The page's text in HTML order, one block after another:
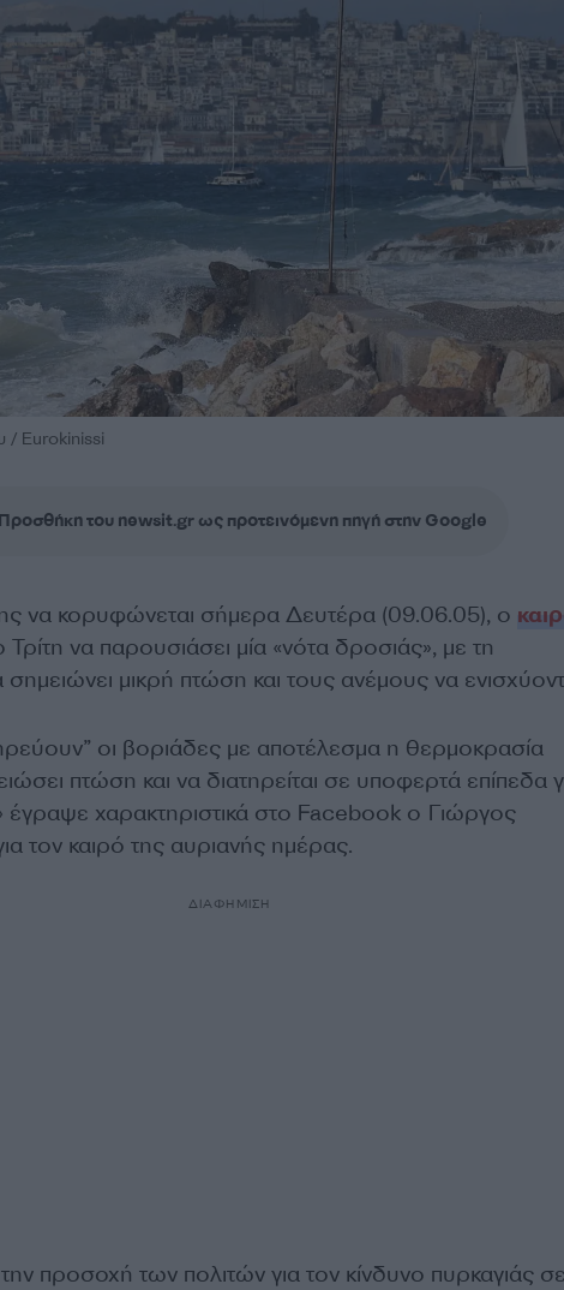
/ Eurokinissi
Προσθήκη του newsit.gr ως προτεινόμενη πηγή στην Google
να κορυφώνεται σήμερα Δευτέρα (09.06.05), ο
Τρίτη να παρουσιάσει μία «νότα δροσιάς», με τη
μικρή πτώση και τους ανέμους να
οι βοριάδες με αποτέλεσμα η θερμοκρασία
πτώση και να διατηρείται σε υποφερτά επίπεδα
έγραψε χαρακτηριστικά στο Facebook ο Γιώργος
τον καιρό της αυριανής ημέρας.
ΔΙΑΦΗΜΙΣΗ
προσοχή των πολιτών για τον κίνδυνο πυρκαγιάς σε